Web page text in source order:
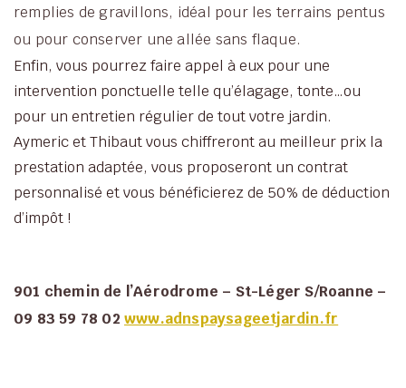
remplies de gravillons, idéal pour les terrains pentus
ou pour conserver une allée sans flaque.
Enfin, vous pourrez faire appel à eux pour une
intervention ponctuelle telle qu’élagage, tonte…ou
pour un entretien régulier de tout votre jardin.
Aymeric et Thibaut vous chiffreront au meilleur prix la
prestation adaptée, vous proposeront un contrat
personnalisé et vous bénéficierez de 50% de déduction
d’impôt !
901 chemin de l’Aérodrome – St-Léger S/Roanne –
09 83 59 78 02 www.adnspaysageetjardin.fr